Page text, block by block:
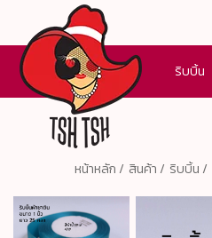
ริบบิ้น
หน้าหลัก / สินค้า / ริบบิ้น /